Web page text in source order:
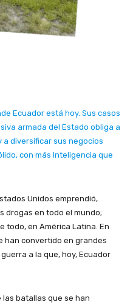
Ecuador está hoy. Sus casos
armada del Estado obliga a
diversificar sus negocios
con más Inteligencia que
Unidos emprendió,
drogas en todo el mundo;
todo, en América Latina. En
han convertido en grandes
a la que, hoy, Ecuador
las batallas que se han